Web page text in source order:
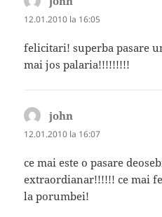
12.01.2010 la 16:05
felicitari! superba pasare
mai jos palaria!!!!!!!!!
john
12.01.2010 la 16:07
ce mai este o pasare
extraordianar!!!!!! ce mai
la porumbei!